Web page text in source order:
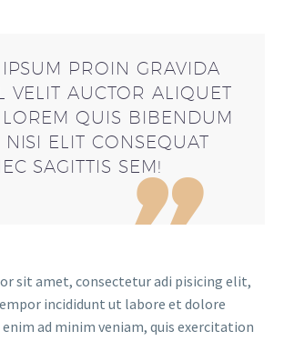
IPSUM PROIN GRAVIDA
VELIT AUCTOR ALIQUET
QUIS BIBENDUM
NISI ELIT CONSEQUAT
SAGITTIS SEM!
sit amet, consectetur adi pisicing elit,
incididunt ut labore et dolore
ad minim veniam, quis exercitation